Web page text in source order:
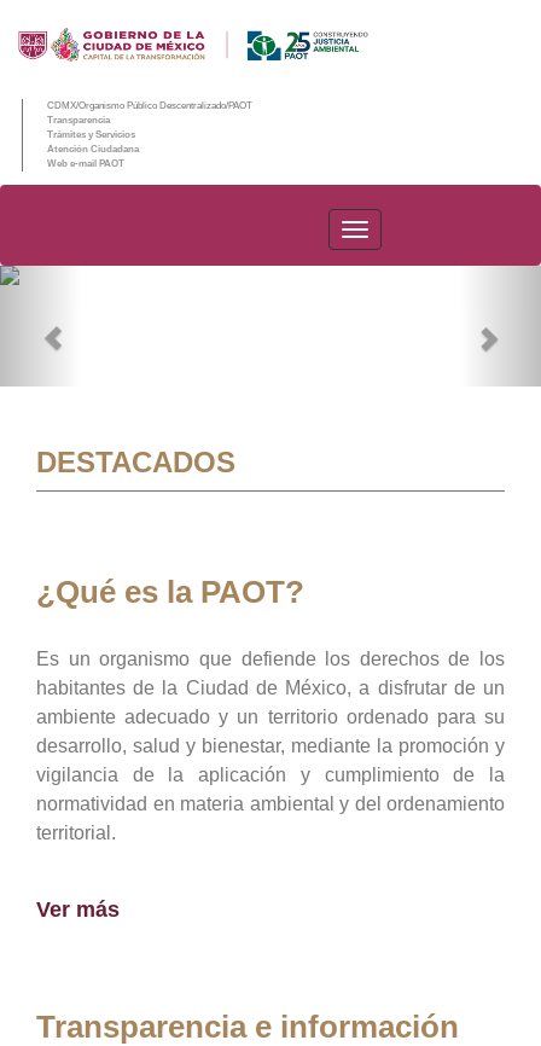
CDMX/Organismo Público Descentralizado/PAOT
Transparencia
Trámites y Servicios
Atención Ciudadana
Web e-mail PAOT
PAOT
DESTACADOS
¿Qué es la PAOT?
Es un organismo que defiende los derechos de los
habitantes de la Ciudad de México, a disfrutar de un
ambiente adecuado y un territorio ordenado para su
desarrollo, salud y bienestar, mediante la promoción y
vigilancia de la aplicación y cumplimiento de la
normatividad en materia ambiental y del ordenamiento
territorial.
Ver más
Transparencia e información